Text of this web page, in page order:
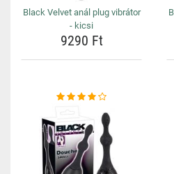
Black Velvet anál plug vibrátor
- kicsi
9290 Ft